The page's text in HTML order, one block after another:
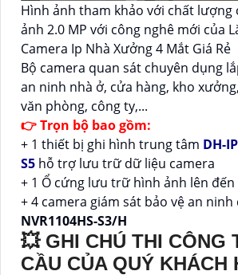
Hình ảnh tham khảo với chất
ảnh 2.0 MP với công nghê mới của
Camera Ip Nhà Xưởng 4 Mắt Giá Rẻ
Bộ camera quan sát chuyên dụng
an ninh nhà ở, cửa hàng, kho
văn phòng, công ty,...
👉 Trọn bộ bao gồm:
+ 1 thiết bị ghi hình trung tâm DH-
S5 hỗ trợ lưu trữ dữ liệu camera
+ 1 Ổ cứng lưu trữ hình ảnh lên đến
+ 4 camera giám sát bảo vệ an
NVR1104HS-S3/H
💥 GHI CHÚ THI CÔNG
CẦU CỦA QUÝ KHÁCH